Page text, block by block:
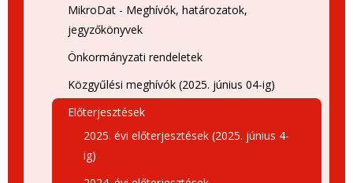
MikroDat - Meghívók, határozatok,
jegyzőkönyvek
Önkormányzati rendeletek
Közgyűlési meghívók (2025. június 04-ig)
Előterjesztések
2025. évi előterjesztések (2025. június 4-
ig)